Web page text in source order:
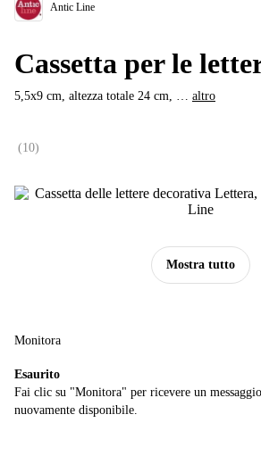
Mostra tutto
Antic Line
Cassetta per le
5,5x9 cm, altezza totale 24 cm, … altro
(10)
Monitora
Esaurito
Fai clic su "Monitora" per ricevere un
nuovamente disponibile.